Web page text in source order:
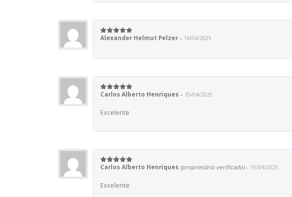
5em 5
Alexander Helmut Pelzer – 16/04/2025
5em 5
Carlos Alberto Henriques – 15/04/2025
Excelente
5em 5
Carlos Alberto Henriques (proprietário verificado) – 15/04/2025
Excelente